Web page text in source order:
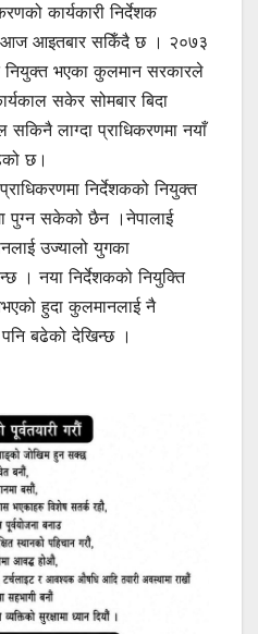
कार्यकारी निर्देशक
आज आइतबार सकिँदै छ । २०७३
नियुक्त भएका कुलमान सरकारले
सकेर सोमबार बिदा
लाग्दा प्राधिकरणमा नयाँ
छ।
निर्देशकको नियुक्त
पुग्न सकेको छैन ।नेपालाई
उज्यालो युगका
। नया निर्देशकको नियुक्ति
हुदा कुलमानलाई नै
पनि बढेको देखिन्छ ।